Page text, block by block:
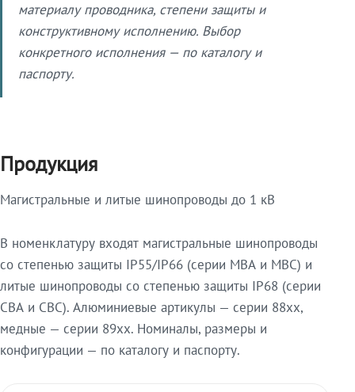
материалу проводника, степени защиты и
конструктивному исполнению. Выбор
конкретного исполнения — по каталогу и
паспорту.
Продукция
Магистральные и литые шинопроводы до 1 кВ
В номенклатуру входят магистральные шинопроводы
со степенью защиты IP55/IP66 (серии МВА и МВС) и
литые шинопроводы со степенью защиты IP68 (серии
СВА и СВС). Алюминиевые артикулы — серии 88xx,
медные — серии 89xx. Номиналы, размеры и
конфигурации — по каталогу и паспорту.